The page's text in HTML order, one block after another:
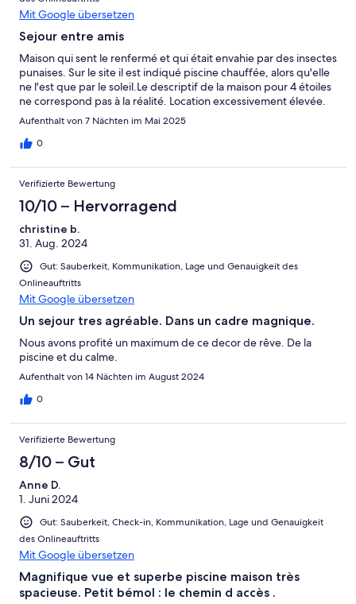
Mit Google übersetzen
Sejour entre amis
Maison qui sent le renfermé et qui était envahie par des insectes
punaises. Sur le site il est indiqué piscine chauffée, alors qu'elle
ne l'est que par le soleil.Le descriptif de la maison pour 4 étoiles
ne correspond pas à la réalité. Location excessivement élevée.
Aufenthalt von 7 Nächten im Mai 2025
0
Verifizierte Bewertung
10/10 – Hervorragend
christine b.
31. Aug. 2024
Gut: Sauberkeit, Kommunikation, Lage und Genauigkeit des
Onlineauftritts
Mit Google übersetzen
Un sejour tres agréable. Dans un cadre magnique.
Nous avons profité un maximum de ce decor de rêve. De la
piscine et du calme.
Aufenthalt von 14 Nächten im August 2024
0
Verifizierte Bewertung
8/10 – Gut
Anne D.
1. Juni 2024
Gut: Sauberkeit, Check-in, Kommunikation, Lage und Genauigkeit
des Onlineauftritts
Mit Google übersetzen
Magnifique vue et superbe piscine maison très
spacieuse. Petit bémol : le chemin d accès .